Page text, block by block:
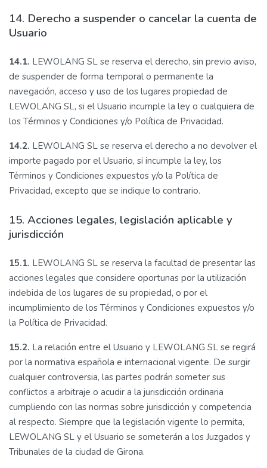
14. Derecho a suspender o cancelar la cuenta de
Usuario
14.1. LEWOLANG SL se reserva el derecho, sin previo aviso,
de suspender de forma temporal o permanente la
navegación, acceso y uso de los lugares propiedad de
LEWOLANG SL, si el Usuario incumple la ley o cualquiera de
los Términos y Condiciones y/o Política de Privacidad.
14.2. LEWOLANG SL se reserva el derecho a no devolver el
importe pagado por el Usuario, si incumple la ley, los
Términos y Condiciones expuestos y/o la Política de
Privacidad, excepto que se indique lo contrario.
15. Acciones legales, legislación aplicable y
jurisdicción
15.1. LEWOLANG SL se reserva la facultad de presentar las
acciones legales que considere oportunas por la utilización
indebida de los lugares de su propiedad, o por el
incumplimiento de los Términos y Condiciones expuestos y/o
la Política de Privacidad.
15.2. La relación entre el Usuario y LEWOLANG SL se regirá
por la normativa española e internacional vigente. De surgir
cualquier controversia, las partes podrán someter sus
conflictos a arbitraje o acudir a la jurisdicción ordinaria
cumpliendo con las normas sobre jurisdicción y competencia
al respecto. Siempre que la legislación vigente lo permita,
LEWOLANG SL y el Usuario se someterán a los Juzgados y
Tribunales de la ciudad de Girona.